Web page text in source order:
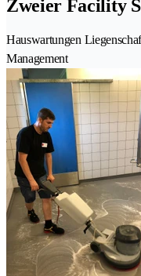
Zweier Facility
Hauswartungen
Management